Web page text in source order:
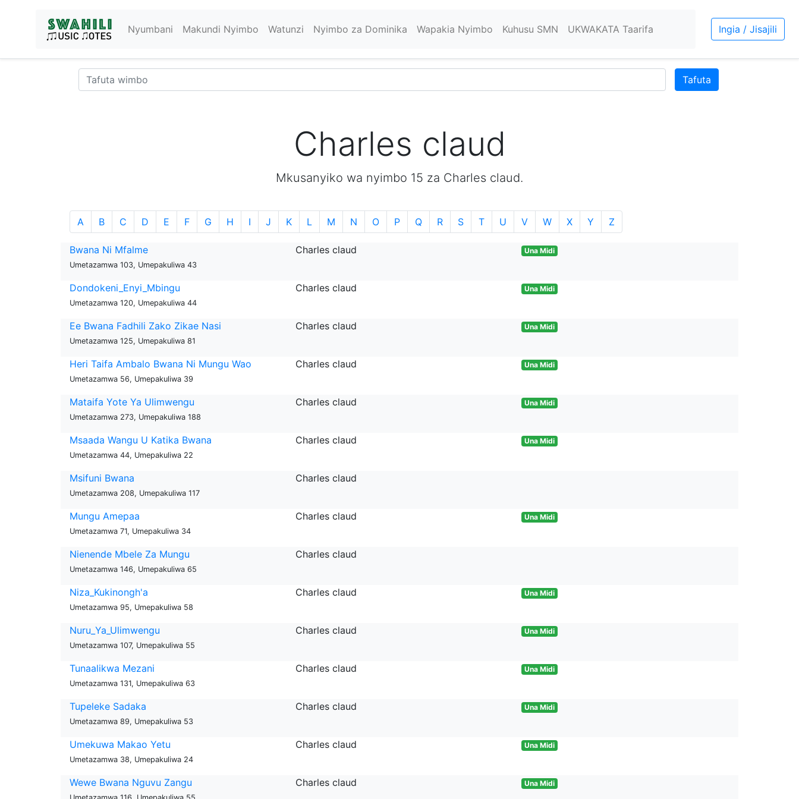
Nyumbani Makundi Nyimbo Watunzi Nyimbo za Dominika Wapakia Nyimbo Kuhusu SMN UKWAKATA Taarifa Ingia / Jisajili
Tafuta
Charles claud
Mkusanyiko wa nyimbo 15 za Charles claud.
A B C D E F G H I J K L M N O P Q R S T U V W X Y Z
Bwana Ni Mfalme
Umetazamwa 103, Umepakuliwa 43
Charles claud Una Midi
Dondokeni_Enyi_Mbingu
Umetazamwa 120, Umepakuliwa 44
Charles claud Una Midi
Ee Bwana Fadhili Zako Zikae Nasi
Umetazamwa 125, Umepakuliwa 81
Charles claud Una Midi
Heri Taifa Ambalo Bwana Ni Mungu Wao
Umetazamwa 56, Umepakuliwa 39
Charles claud Una Midi
Mataifa Yote Ya Ulimwengu
Umetazamwa 273, Umepakuliwa 188
Charles claud Una Midi
Msaada Wangu U Katika Bwana
Umetazamwa 44, Umepakuliwa 22
Charles claud Una Midi
Msifuni Bwana
Umetazamwa 208, Umepakuliwa 117
Charles claud
Mungu Amepaa
Umetazamwa 71, Umepakuliwa 34
Charles claud Una Midi
Nienende Mbele Za Mungu
Umetazamwa 146, Umepakuliwa 65
Charles claud
Niza_Kukinongh'a
Umetazamwa 95, Umepakuliwa 58
Charles claud Una Midi
Nuru_Ya_Ulimwengu
Umetazamwa 107, Umepakuliwa 55
Charles claud Una Midi
Tunaalikwa Mezani
Umetazamwa 131, Umepakuliwa 63
Charles claud Una Midi
Tupeleke Sadaka
Umetazamwa 89, Umepakuliwa 53
Charles claud Una Midi
Umekuwa Makao Yetu
Umetazamwa 38, Umepakuliwa 24
Charles claud Una Midi
Wewe Bwana Nguvu Zangu Charles claud Una Midi